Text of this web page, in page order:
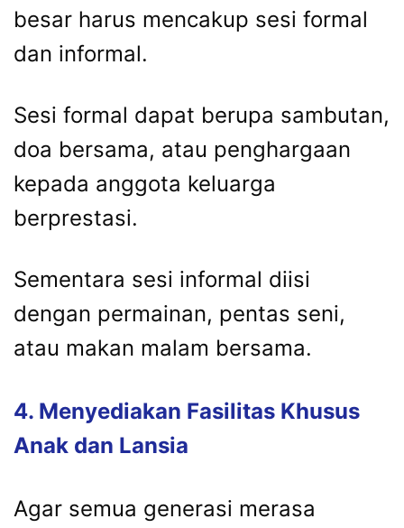
besar harus mencakup sesi formal
dan informal.
Sesi formal dapat berupa sambutan,
doa bersama, atau penghargaan
kepada anggota keluarga
berprestasi.
Sementara sesi informal diisi
dengan permainan, pentas seni,
atau makan malam bersama.
4. Menyediakan Fasilitas Khusus
Anak dan Lansia
Agar semua generasi merasa